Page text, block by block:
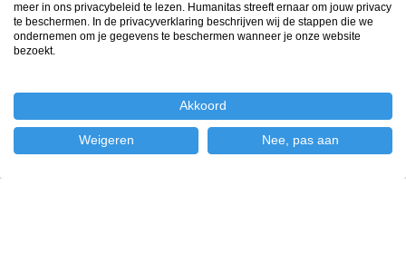
Informatie Afdelingen district Zuidwest
Vinden-en binden©2024 Sitemap Privacy verklaring
meer in ons privacybeleid te lezen. Humanitas streeft ernaar om jouw privacy
te beschermen. In de privacyverklaring beschrijven wij de stappen die we
ondernemen om je gegevens te beschermen wanneer je onze website
bezoekt.
Akkoord
Weigeren Nee, pas aan